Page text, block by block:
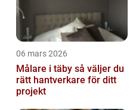
06 mars 2026
Målare i täby så väljer du
rätt hantverkare för ditt
projekt